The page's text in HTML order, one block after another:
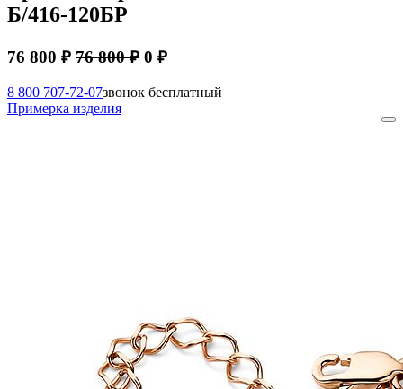
Б/416-120БР
76 800 ₽ 76 800 ₽ 0 ₽
8 800 707-72-07звонок бесплатный
Примерка изделия